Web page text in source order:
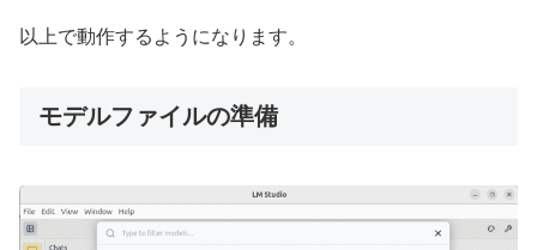
以上で動作するようになります。
モデルファイルの準備